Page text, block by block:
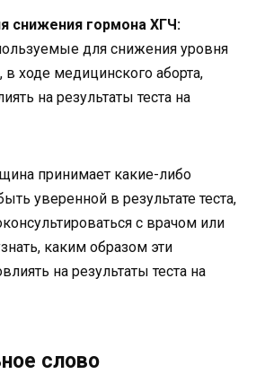
снижения гормона ХГЧ:
для снижения уровня
ходе медицинского аборта,
на результаты теста на
принимает какие-либо
уверенной в результате теста,
с врачом или
каким образом эти
на результаты теста на
слово